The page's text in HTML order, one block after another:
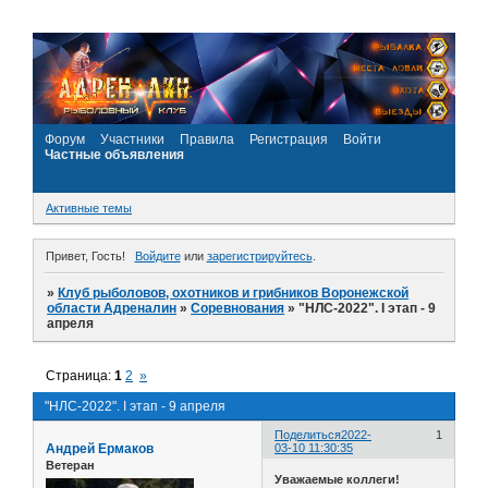
Форум Участники Правила Регистрация
Войти
Частные объявления
Активные темы
Привет, Гость! Войдитеили зарегистрируйтесь.
»Клуб рыболовов, охотников и грибников Воронежской
области Адреналин »Соревнования »"НЛС-2022". I этап - 9
апреля
"НЛС-2022". I этап - 9 апреля
Страница:1 2 »
Поделиться 1
2022-
03-10 11:30:35
Андрей Ермаков
Ветеран
Уважаемые коллеги!